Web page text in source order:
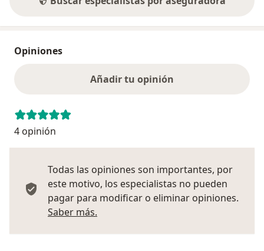
Opiniones
Añadir tu opinión
4 opinión
Todas las opiniones son importantes, por
este motivo, los especialistas no pueden
pagar para modificar o eliminar opiniones.
Saber más.